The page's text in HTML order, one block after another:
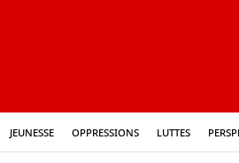
Jeunesse Oppressions Luttes